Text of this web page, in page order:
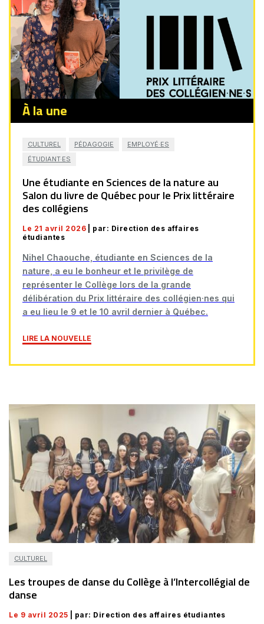
À la une
CULTUREL PÉDAGOGIE
EMPLOYÉ·ES
ÉTUDIANT·ES
Une étudiante en Sciences de la nature au
Salon du livre de Québec pour le Prix littéraire
des collégiens
Le 21 avril 2026
| par: Direction des affaires
étudiantes
Nihel Chaouche, étudiante en Sciences de la
nature, a eu le bonheur et le privilège de
représenter le Collège lors de la grande
délibération du Prix littéraire des collégien·nes qui
a eu lieu le 9 et le 10 avril dernier à Québec.
LIRE LA NOUVELLE
CULTUREL
Les troupes de danse du Collège à l’Intercollégial de
danse
Le 9 avril 2025 | par: Direction des affaires étudiantes